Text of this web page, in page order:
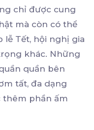
chỉ được cung
mà còn có thể
Tết, hội nghị gia
khác. Những
quần bên
tất, đa dạng
thêm phần ấm